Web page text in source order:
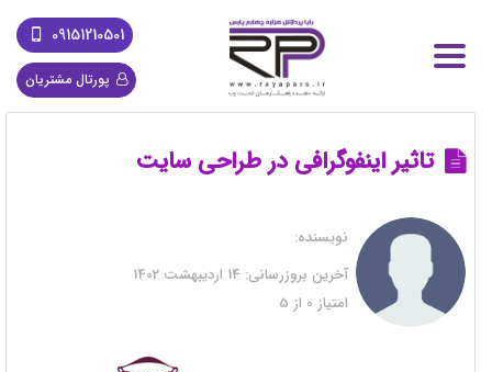
09151210501
پورتال مشتریان
تاثیر اینفوگرافی در طراحی سایت
نویسنده:
آخرین بروزرسانی:
امتیاز 0 از 5